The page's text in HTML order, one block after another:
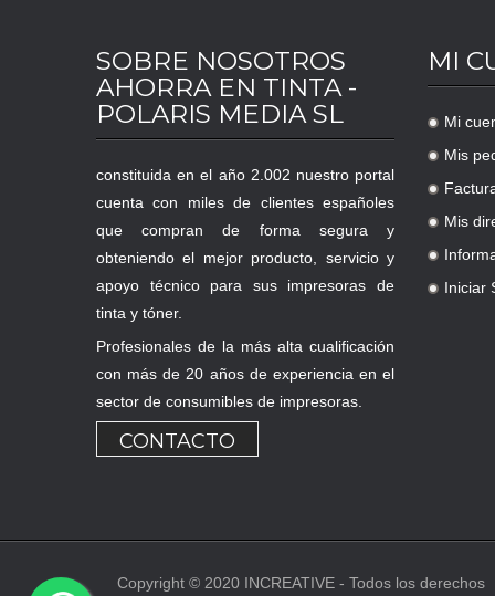
SOBRE NOSOTROS
AHORRA EN TINTA -
POLARIS MEDIA SL
constituida en el año 2.002 nuestro portal
cuenta con miles de clientes españoles
que compran de forma segura y
obteniendo el mejor producto, servicio y
apoyo técnico para sus impresoras de
tinta y tóner.
Profesionales de la más alta cualificación
con más de 20 años de experiencia en el
sector de consumibles de impresoras.
CONTACTO
MI
.
Mi
.
Mis
.
.
Mis
.
.
Iniciar
Copyright © 2020 INCREATIVE - Todos los derechos